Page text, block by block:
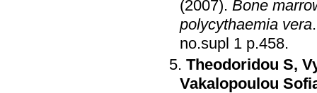
(2007). Bone
polycythaemia vera
no.supl 1 p.458.
Theodoridou S,
Vakalopoulou